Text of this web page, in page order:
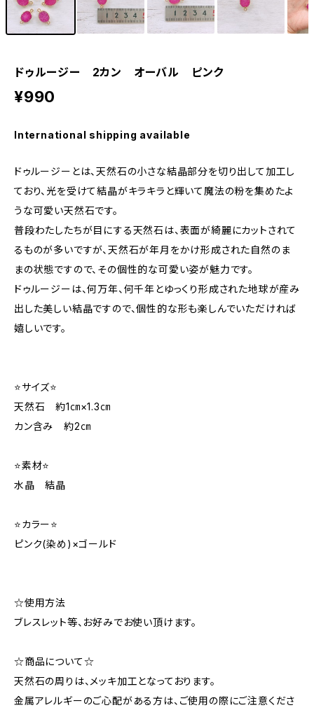
ドゥルージー 2カン オーバル ピンク
¥990
International shipping available
ドゥルージーとは、天然石の小さな結晶部分を切り出して加工し
ており、光を受けて結晶がキラキラと輝いて魔法の粉を集めたよ
うな可愛い天然石です。
普段わたしたちが目にする天然石は、表面が綺麗にカットされて
るものが多いですが、天然石が年月をかけ形成された自然のま
まの状態ですので、その個性的な可愛い姿が魅力です。
ドゥルージーは、何万年、何千年とゆっくり形成された地球が産み
出した美しい結晶ですので、個性的な形も楽しんでいただければ
嬉しいです。
⭐サイズ⭐
天然石 約1㎝×1.3㎝
カン含み 約2㎝
⭐素材⭐
水晶 結晶
⭐カラー⭐
ピンク(染め)×ゴールド
☆使用方法
ブレスレット等、お好みでお使い頂けます。
☆商品について☆
天然石の周りは、メッキ加工となっております。
金属アレルギーのご心配がある方は、ご使用の際にご注意くださ